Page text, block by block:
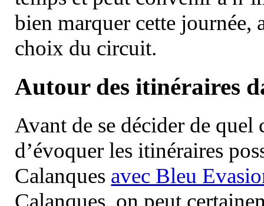
bien marquer cette journée,
choix du circuit.
Autour des itinéraires
Avant de se décider de
d’évoquer les itinéraires
Calanques avec Bleu
Calanques, on peut